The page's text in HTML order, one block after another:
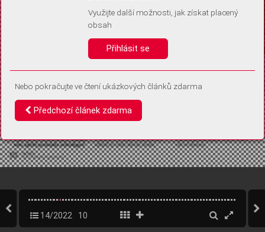
Vaše souhlasy a odmítnutí si ukládáme do vašeho zařízení, abychom se
vás už příště znovu neptali. Můžete je kdykoli později upravit ve Správě
14/2022 10
Využijte další možnosti, jak získat placený
obsah
Přihlásit se
Nebo pokračujte ve čtení ukázkových článků zdarma
Předchozí článek zdarma